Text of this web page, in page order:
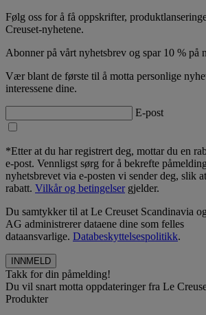
Følg oss for å få oppskrifter,
Creuset-nyhetene.
Abonner på vårt nyhetsbrev og spar 10 % på
Vær blant de første til å motta personlige
interessene dine.
E-post
*Etter at du har registrert deg, mottar du en
e-post. Vennligst sørg for å bekrefte
nyhetsbrevet via e-posten vi sender deg, slik
rabatt. Vilkår og betingelsergjelder.
Du samtykker til at Le Creuset Scandinavia
AG administrerer dataene dine som felles
dataansvarlige. Databeskyttelsespolitikk.
Takk for din påmelding!
Du vil snart motta oppdateringer fra Le
Produkter